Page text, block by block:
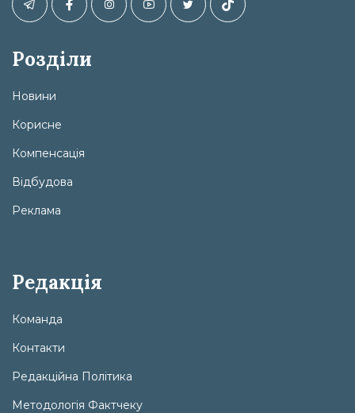
Розділи
Новини
Корисне
Компенсація
Відбудова
Реклама
Редакція
Команда
Контакти
Редакційна Політика
Методологія Фактчеку